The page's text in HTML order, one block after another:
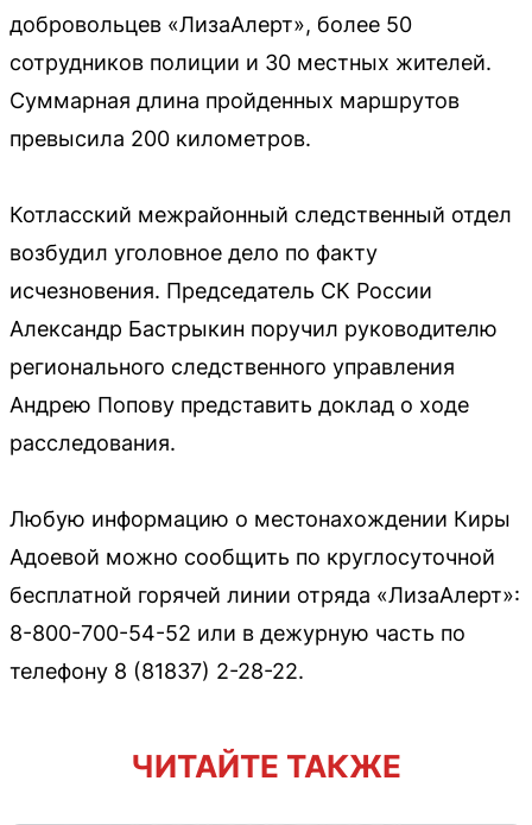
добровольцев «ЛизаАлерт», более 50
сотрудников полиции и 30 местных жителей.
Суммарная длина пройденных маршрутов
превысила 200 километров.
Котласский межрайонный следственный отдел
возбудил уголовное дело по факту
исчезновения. Председатель СК России
Александр Бастрыкин поручил руководителю
регионального следственного управления
Андрею Попову представить доклад о ходе
расследования.
Любую информацию о местонахождении Киры
Адоевой можно сообщить по круглосуточной
бесплатной горячей линии отряда «ЛизаАлерт»:
8-800-700-54-52 или в дежурную часть по
телефону 8 (81837) 2-28-22.
ЧИТАЙТЕ ТАКЖЕ